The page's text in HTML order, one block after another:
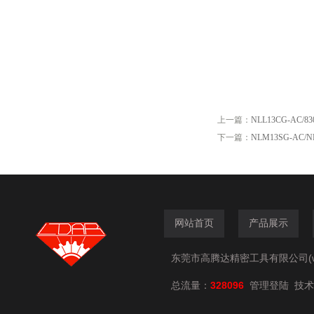
上一篇： NLL13CG-AC/
下一篇： NLM13SG-AC/
网站首页 产品展示
东莞市高腾达精密工具有限公司
总流量： 328096 管理登陆 技